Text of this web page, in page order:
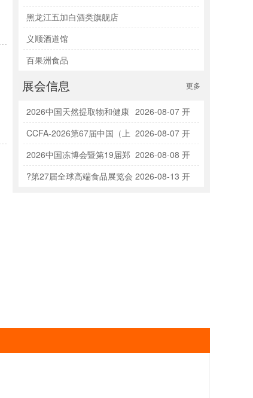
黑龙江五加白酒类旗舰店
义顺酒道馆
百果洲食品
更多
展会信息
2026-08-07 开
2026中国天然提取物和健康
原料展览会
2026-08-07 开
CCFA-2026第67届中国（上
海）特许加盟展览会
2026-08-08 开
2026中国冻博会暨第19届郑
州冷冻冷藏食品博览会（聚焦速冻面点、烤
2026-08-13 开
?第27届全球高端食品展览会